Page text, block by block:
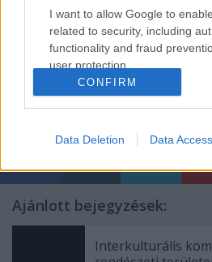
I want to allow Google to
related to security, including
functionality and fraud
user protection.
CONFIRM
Data Deletion Data Access
Azonosítószám: 13-M-2014-
Ajánlott bejegyzések:
Interkulturális